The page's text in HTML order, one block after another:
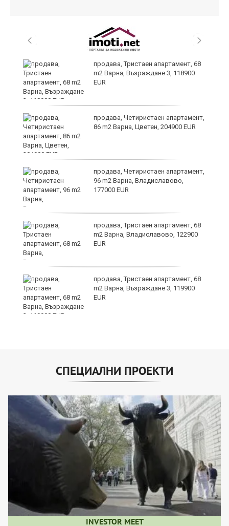
продава, Тристаен апартамент, 68
m2 Варна, Възраждане 3, 118900
EUR
продава, Четиристаен апартамент,
86 m2 Варна, Цветен, 204900 EUR
продава, Четиристаен апартамент,
96 m2 Варна, Владиславово,
177000 EUR
продава, Тристаен апартамент, 68
m2 Варна, Владиславово, 122900
EUR
продава, Тристаен апартамент, 68
m2 Варна, Възраждане 3, 119900
EUR
СПЕЦИАЛНИ ПРОЕКТИ
INVESTOR MEET